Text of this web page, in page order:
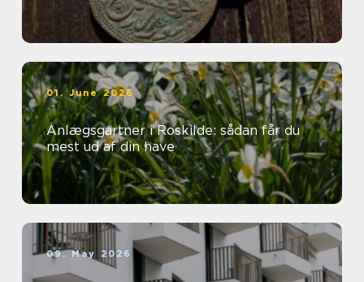
01. June 2026
Anlægsgartner i Roskilde: sådan får du
mest ud af din have
09. May 2026